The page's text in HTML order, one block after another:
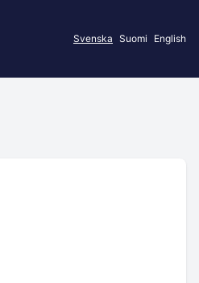
Svenska Suomi English